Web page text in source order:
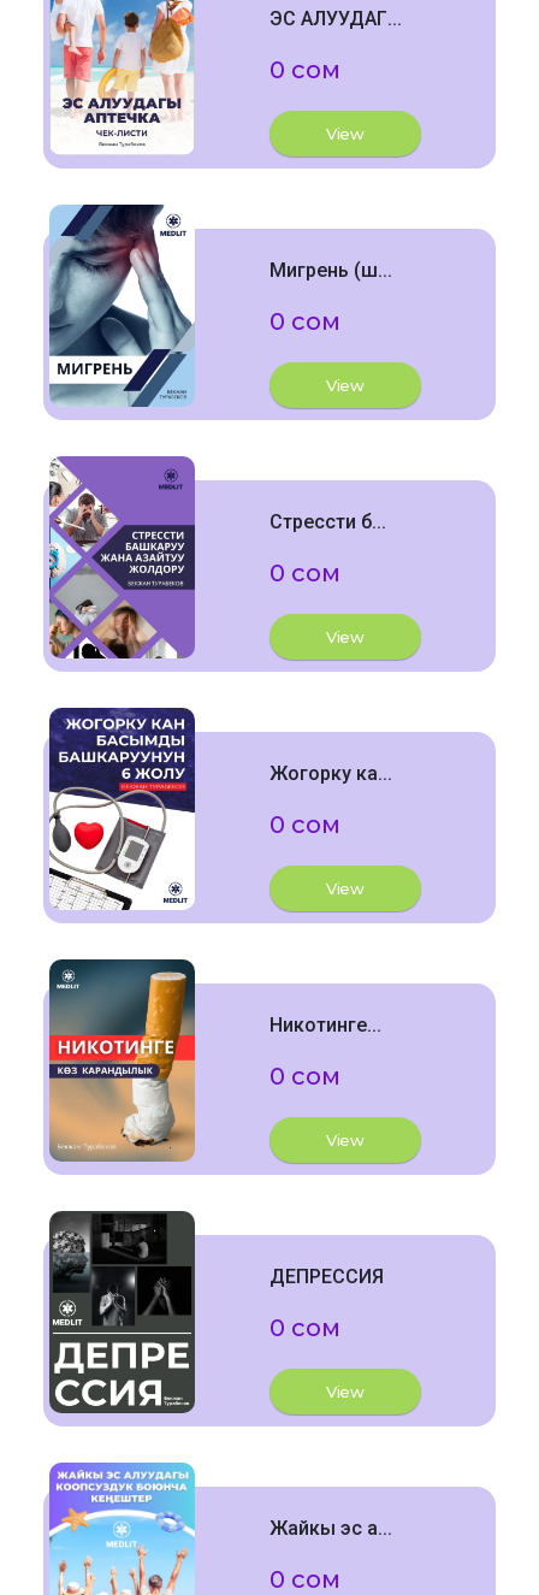
ЭС АЛУУДАГ...
0 сом
View
Мигрень (ш...
0 сом
View
Стрессти б...
0 сом
View
Жогорку ка...
0 сом
View
Никотинге...
0 сом
View
ДЕПРЕССИЯ
0 сом
View
Жайкы эс а...
0 сом